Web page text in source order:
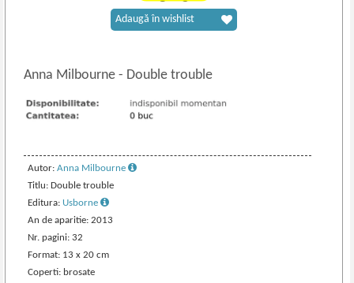
Anna Milbourne- Double trouble
Autor:Anna Milbourne
Titlu: Double trouble
Editura: Usborne
An de aparitie: 2013
Nr. pagini: 32
Format: 13 x 20 cm
Coperti: brosate
Adaugă în wishlist